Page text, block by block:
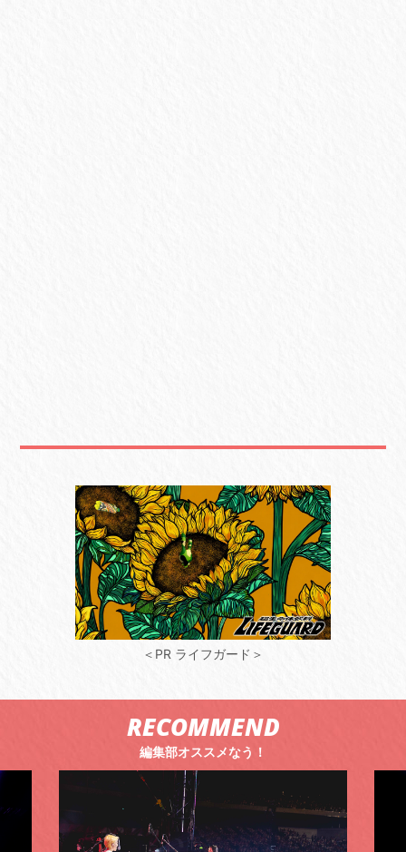
＜PR ライフガード＞
RECOMMEND
編集部オススメなう！